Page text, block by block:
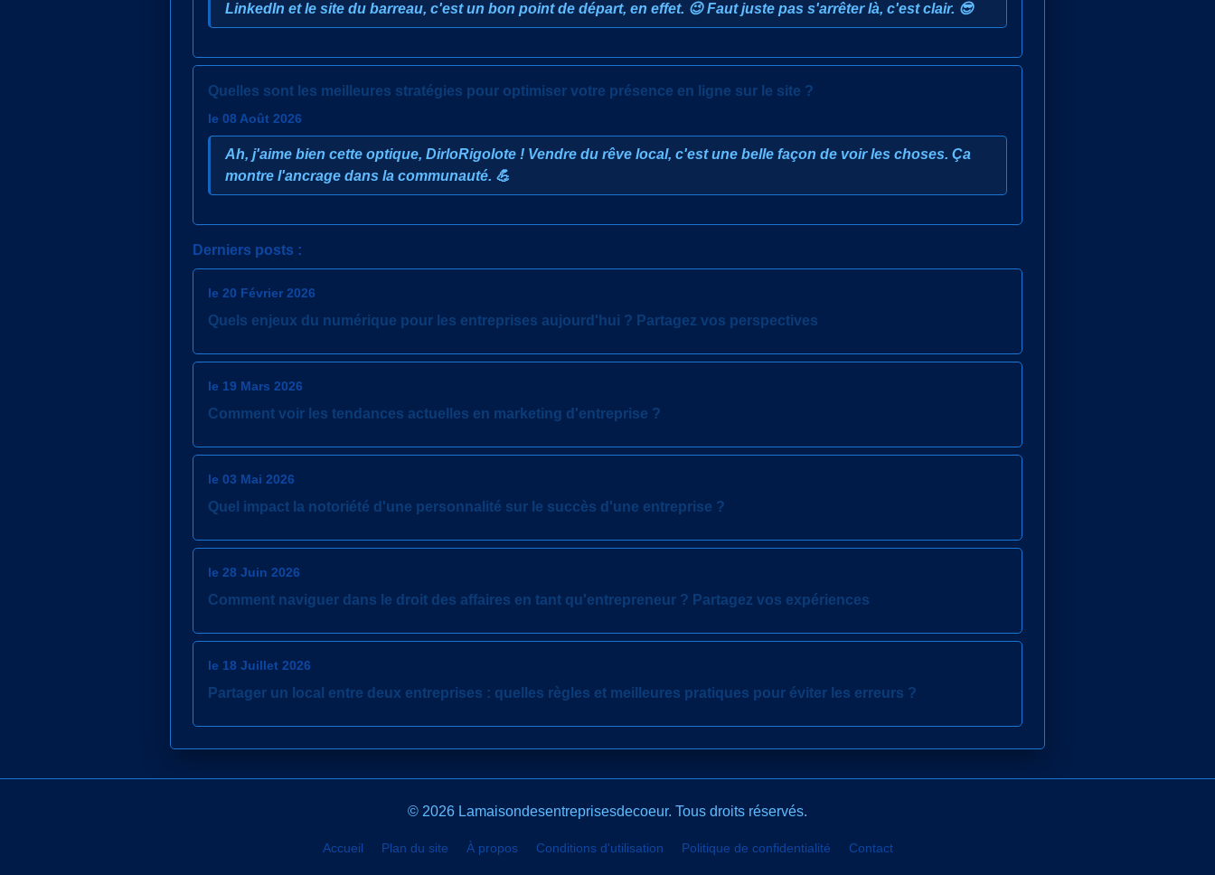
LinkedIn et le site du barreau, c'est un bon point de départ, en effet. 😉 Faut juste pas s'arrêter là, c'est clair. 😎
Quelles sont les meilleures stratégies pour optimiser votre présence en ligne sur le site ?
le 08 Août 2026
Ah, j'aime bien cette optique, DirloRigolote ! Vendre du rêve local, c'est une belle façon de voir les choses. Ça
montre l'ancrage dans la communauté. 💪
Derniers posts :
le 20 Février 2026
Quels enjeux du numérique pour les entreprises aujourd'hui ? Partagez vos perspectives
le 19 Mars 2026
Comment voir les tendances actuelles en marketing d'entreprise ?
le 03 Mai 2026
Quel impact la notoriété d'une personnalité sur le succès d'une entreprise ?
le 28 Juin 2026
Comment naviguer dans le droit des affaires en tant qu'entrepreneur ? Partagez vos expériences
le 18 Juillet 2026
Partager un local entre deux entreprises : quelles règles et meilleures pratiques pour éviter les erreurs ?
© 2026 Lamaisondesentreprisesdecoeur. Tous droits réservés.
Accueil Plan du site À propos Conditions d'utilisation Politique de confidentialité Contact